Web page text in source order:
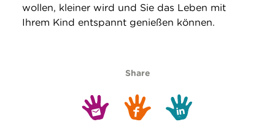
wollen, kleiner wird und Sie das Leben mit
Ihrem Kind entspannt genießen können.
Share